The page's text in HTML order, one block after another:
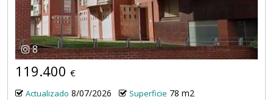
8
119.400 €
Actualizado 8/07/2026 Superficie 78 m2